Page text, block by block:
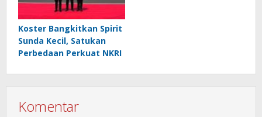
Koster Bangkitkan Spirit
Sunda Kecil, Satukan
Perbedaan Perkuat NKRI
Komentar